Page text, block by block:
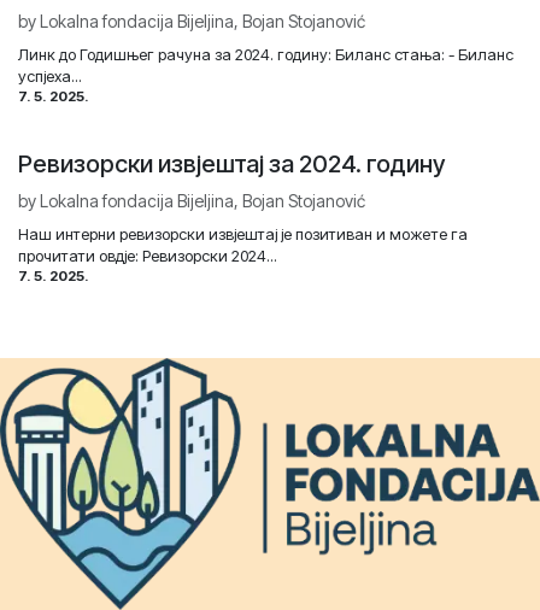
byLokalna fondacija Bijeljina, Bojan Stojanović
Линк до Годишњег рачуна за 2024. годину: Биланс стања: - Биланс
успјеха...
7. 5. 2025.
Ревизорски извјештај за 2024. годину
byLokalna fondacija Bijeljina, Bojan Stojanović
Наш интерни ревизорски извјештај је позитиван и можете га
прочитати овдје: Ревизорски 2024...
7. 5. 2025.